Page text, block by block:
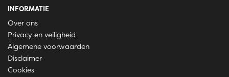
INFORMATIE
Over ons
Privacy en veiligheid
Algemene voorwaarden
Disclaimer
Cookies